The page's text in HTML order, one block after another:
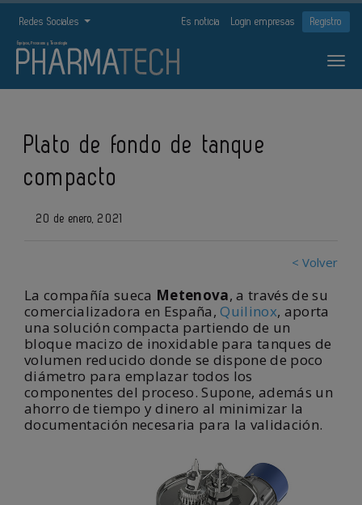
Redes Sociales Es noticia Login empresas Registro
Plato de fondo de tanque
compacto
20 de enero, 2021
< Volver
La compañía sueca Metenova, a través de su
comercializadora en España,Quilinox, aporta
una solución compacta partiendo de un
bloque macizo de inoxidable para tanques de
volumen reducido donde se dispone de poco
diámetro para emplazar todos los
componentes del proceso. Supone, además un
ahorro de tiempo y dinero al minimizar la
documentación necesaria para la validación.